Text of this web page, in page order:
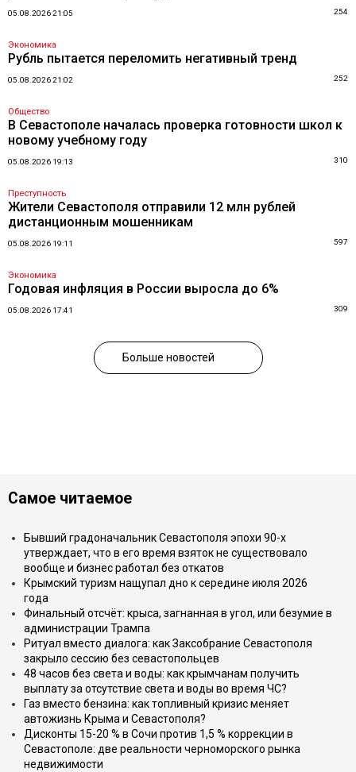
05.08.2026 21:05 254
Экономика
Рубль пытается переломить негативный тренд
05.08.2026 21:02 252
Общество
В Севастополе началась проверка готовности школ к
новому учебному году
05.08.2026 19:13 310
Преступность
Жители Севастополя отправили 12 млн рублей
дистанционным мошенникам
05.08.2026 19:11 597
Экономика
Годовая инфляция в России выросла до 6%
05.08.2026 17:41 309
Больше новостей
Самое читаемое
Бывший градоначальник Севастополя эпохи 90-х
утверждает, что в его время взяток не существовало
вообще и бизнес работал без откатов
Крымский туризм нащупал дно к середине июля 2026
года
Финальный отсчёт: крыса, загнанная в угол, или безумие в
администрации Трампа
Ритуал вместо диалога: как Заксобрание Севастополя
закрыло сессию без севастопольцев
48 часов без света и воды: как крымчанам получить
выплату за отсутствие света и воды во время ЧС?
Газ вместо бензина: как топливный кризис меняет
автожизнь Крыма и Севастополя?
Дисконты 15-20 % в Сочи против 1,5 % коррекции в
Севастополе: две реальности черноморского рынка
недвижимости